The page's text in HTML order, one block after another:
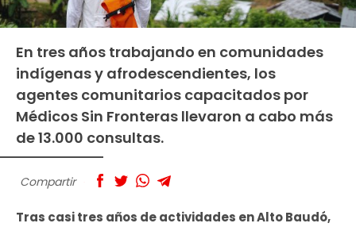
En tres años trabajando en comunidades
indígenas y afrodescendientes, los
agentes comunitarios capacitados por
Médicos Sin Fronteras llevaron a cabo más
de 13.000 consultas.
Compartir
Tras casi tres años de actividades en Alto Baudó,